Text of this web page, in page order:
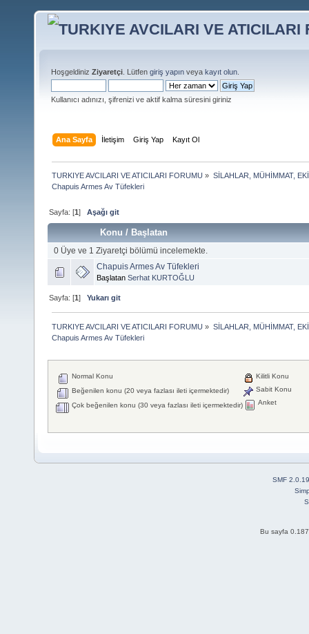
Hoşgeldiniz Ziyaretçi . Lütfen giriş yapın veya kayıt olun
Kullanıcı adınızı, şifrenizi ve aktif kalma süresini giriniz
Ana Sayfa İletişim Giriş Yap Kayıt Ol
TURKIYE AVCILARI VE ATICILARI FORUMU » SİLAHLAR, MÜHİMMAT,
Chapuis Armes Av Tüfekleri
Sayfa: [1]Aşağı git
Konu /Başlatan
0 Üye ve 1 Ziyaretçi bölümü incelemekte.
Chapuis Armes Av Tüfekleri
Başlatan Serhat KURTOĞLU
Sayfa: [1]Yukarı git
TURKIYE AVCILARI VE ATICILARI FORUMU » SİLAHLAR, MÜHİMMAT,
Chapuis Armes Av Tüfekleri
Normal Konu
Beğenilen konu (20 veya fazlası ileti içermektedir)
Çok beğenilen konu (30 veya fazlası ileti içermektedir)
Kilitli Konu
Sabit Konu
Anket
SMF 2.0.19
Bu sayfa